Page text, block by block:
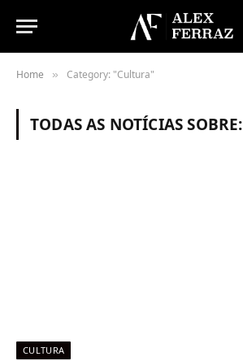
Home » Category: "Cultura"
TODAS AS NOTÍCIAS SOBRE:
CULTURA